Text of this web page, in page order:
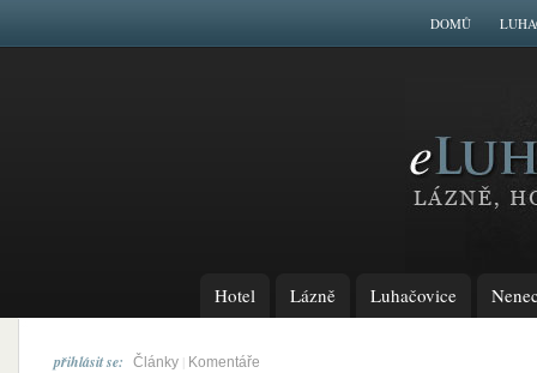
DOMŮ
Hotel Lázně Luhačovice
přihlásit se: Články Komentáře